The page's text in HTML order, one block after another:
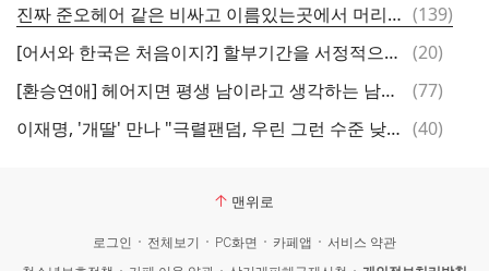
진짜 준오헤어 같은 비싸고 이름있는곳에서 머리하면 잘 안망하는지 얘기해보는 달글 댓
글
(139)
[어서와 한국은 처음이지?] 할부기간을 서정적으로 대답하기.jpg
댓
(20)
[환승연애] 헤어지면 평생 남이라고 생각하는 남자가 전여친이 나오는 이 방송에 출연한 이유 (스압)
댓
(77)
이재명, '개딸' 만나 "극렬팬덤, 우린 그런 수준 낮은 사람들 아냐" 댓
(40)
맨위로
로그인 전체보기 PC화면 카페앱
서비스 약관